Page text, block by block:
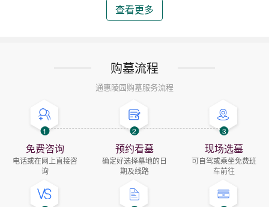
查看更多
购墓流程
通惠陵园购墓服务流程
1
免费咨询
电话或在网上直接咨
询
2
预约看墓
确定好选择墓地的日
期及线路
3
现场选墓
可自驾或乘坐免费班
车前往